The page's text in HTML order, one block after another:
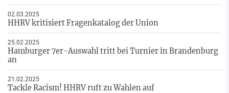
02.03.2025
HHRV kritisiert Fragenkatalog der Union
25.02.2025
Hamburger 7er-Auswahl tritt bei Turnier in Brandenburg
an
21.02.2025
Tackle Racism! HHRV ruft zu Wahlen auf